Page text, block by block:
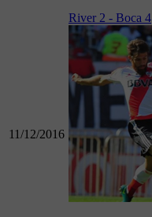
11/12/2016
River 2 - Boca 4